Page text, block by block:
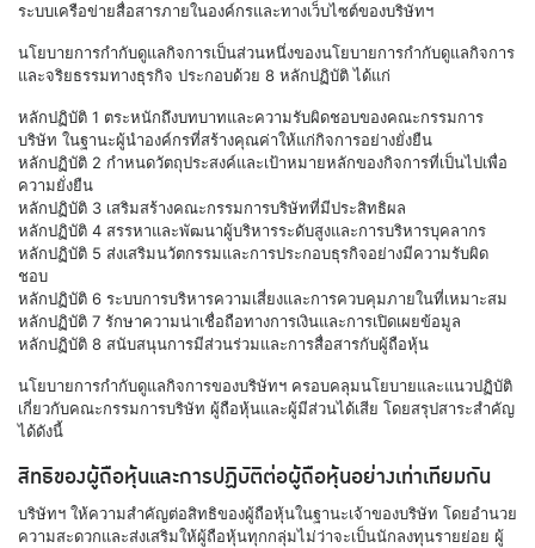
ระบบเครือข่ายสื่อสารภายในองค์กรและทางเว็บไซต์ของบริษัทฯ
นโยบายการกำกับดูแลกิจการเป็นส่วนหนึ่งของนโยบายการกำกับดูแลกิจการ
และจริยธรรมทางธุรกิจ ประกอบด้วย 8 หลักปฏิบัติ ได้แก่
หลักปฏิบัติ 1 ตระหนักถึงบทบาทและความรับผิดชอบของคณะกรรมการ
บริษัท ในฐานะผู้นำองค์กรที่สร้างคุณค่าให้แก่กิจการอย่างยั่งยืน
หลักปฏิบัติ 2 กำหนดวัตถุประสงค์และเป้าหมายหลักของกิจการที่เป็นไปเพื่อ
ความยั่งยืน
หลักปฏิบัติ 3 เสริมสร้างคณะกรรมการบริษัทที่มีประสิทธิผล
หลักปฏิบัติ 4 สรรหาและพัฒนาผู้บริหารระดับสูงและการบริหารบุคลากร
หลักปฏิบัติ 5 ส่งเสริมนวัตกรรมและการประกอบธุรกิจอย่างมีความรับผิด
ชอบ
หลักปฏิบัติ 6 ระบบการบริหารความเสี่ยงและการควบคุมภายในที่เหมาะสม
หลักปฏิบัติ 7 รักษาความน่าเชื่อถือทางการเงินและการเปิดเผยข้อมูล
หลักปฏิบัติ 8 สนับสนุนการมีส่วนร่วมและการสื่อสารกับผู้ถือหุ้น
นโยบายการกำกับดูแลกิจการของบริษัทฯ ครอบคลุมนโยบายและแนวปฏิบัติ
เกี่ยวกับคณะกรรมการบริษัท ผู้ถือหุ้นและผู้มีส่วนได้เสีย โดยสรุปสาระสำคัญ
ได้ดังนี้
สิทธิของผู้ถือหุ้นและการปฏิบัติต่อผู้ถือหุ้นอย่างเท่าเทียมกัน
บริษัทฯ ให้ความสำคัญต่อสิทธิของผู้ถือหุ้นในฐานะเจ้าของบริษัท โดยอำนวย
ความสะดวกและส่งเสริมให้ผู้ถือหุ้นทุกกลุ่มไม่ว่าจะเป็นนักลงทุนรายย่อย ผู้